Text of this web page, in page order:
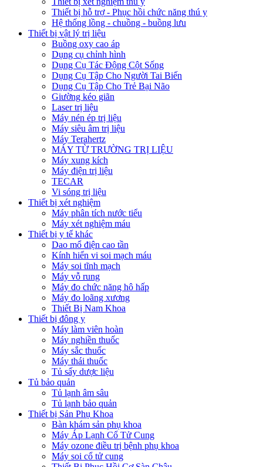
Thiết bị hỗ trợ - Phục hồi chức năng thú y
Hệ thống lồng - chuồng - buồng lưu
Thiết bị vật lý trị liệu
Buồng oxy cao áp
Dụng cụ chỉnh hình
Dụng Cụ Tác Động Cột Sống
Dụng Cụ Tập Cho Người Tai Biến
Dụng Cụ Tập Cho Trẻ Bại Não
Giường kéo giãn
Laser trị liệu
Máy nén ép trị liệu
Máy siêu âm trị liệu
Máy Terahertz
MÁY TỪ TRƯỜNG TRỊ LIỆU
Máy xung kích
Máy điện trị liệu
TECAR
Vi sóng trị liệu
Thiết bị xét nghiệm
Máy phân tích nước tiểu
Máy xét nghiệm máu
Thiết bị y tế khác
Dao mổ điện cao tần
Kính hiển vi soi mạch máu
Máy soi tĩnh mạch
Máy vỗ rung
Máy đo chức năng hô hấp
Máy đo loãng xương
Thiết Bị Nam Khoa
Thiết bị đông y
Máy làm viên hoàn
Máy nghiền thuốc
Máy sắc thuốc
Máy thái thuốc
Tủ sấy dược liệu
Tủ bảo quản
Tủ lạnh âm sâu
Tủ lạnh bảo quản
Thiết bị Sản Phụ Khoa
Bàn khám sản phụ khoa
Máy Áp Lạnh Cổ Tử Cung
Máy ozone điều trị bệnh phụ khoa
Máy soi cổ tử cung